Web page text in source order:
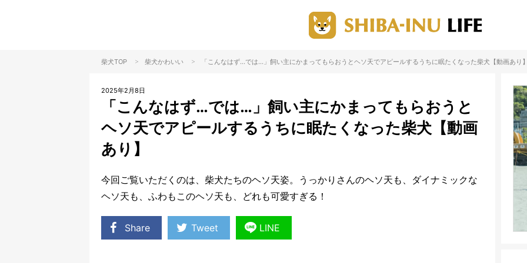
柴犬TOP > 柴犬かわいい > 「こんなはず…では…」飼い主にかまってもらおうとヘソ天でアピールするうちに眠たくなった柴犬【動画あり
2025年2月8日
「こんなはず…では…」飼い主にかまってもらおうと
ヘソ天でアピールするうちに眠たくなった柴犬【動画
あり】
今回ご覧いただくのは、柴犬たちのヘソ天姿。うっかりさんのヘソ天も、ダイナミックな
ヘソ天も、ふわもこのヘソ天も、どれも可愛すぎる！
Share Tweet LINE